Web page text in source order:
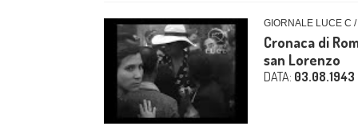
GIORNALE LUCE C
Cronaca di
san Lorenzo
DATA: 03.08.1943